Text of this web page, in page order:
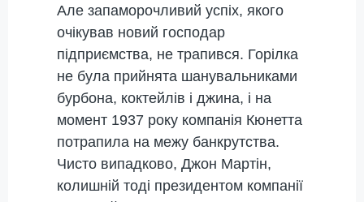
Але запаморочливий успіх, якого
очікував новий господар
підприємства, не трапився. Горілка
не була прийнята шанувальниками
бурбона, коктейлів і джина, і на
момент 1937 року компанія Кюнетта
потрапила на межу банкрутства.
Чисто випадково, Джон Мартін,
колишній тоді президентом компанії